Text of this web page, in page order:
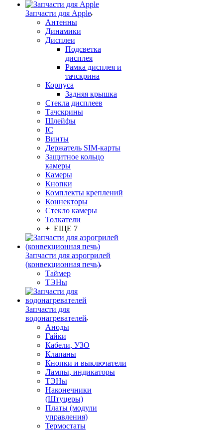
Запчасти для Apple
Антенны
Динамики
Дисплеи
Подсветка
дисплея
Рамка дисплея и
тачскрина
Корпуса
Задняя крышка
Стекла дисплеев
Тачскрины
Шлейфы
IC
Винты
Держатель SIM-карты
Защитное кольцо
камеры
Камеры
Кнопки
Комплекты креплений
Коннекторы
Стекло камеры
Толкатели
+ ЕЩЕ 7
Запчасти для аэрогрилей
(конвекционная печь)
Таймер
ТЭНы
Запчасти для
водонагревателей
Аноды
Гайки
Кабели, УЗО
Клапаны
Кнопки и выключатели
Лампы, индикаторы
ТЭНы
Наконечники
(Штуцеры)
Платы (модули
управления)
Термостаты